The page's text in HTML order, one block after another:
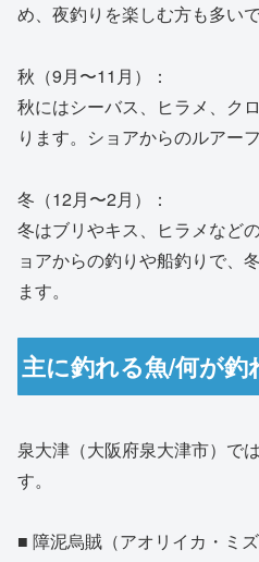
め、夜釣りを楽しむ方も多いで
秋（9月〜11月）：
秋にはシーバス、ヒラメ、ク
ります。ショアからのルアー
冬（12月〜2月）：
冬はブリやキス、ヒラメなど
ョアからの釣りや船釣りで、
ます。
主に釣れる魚/何が釣
泉大津（大阪府泉大津市）で
す。
■ 障泥烏賊（アオリイカ・ミズ